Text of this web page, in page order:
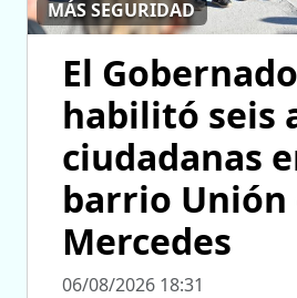
MÁS SEGURIDAD
El
habilitó seis
ciudadanas
barrio Unión
Mercedes
06/08/2026 18:31